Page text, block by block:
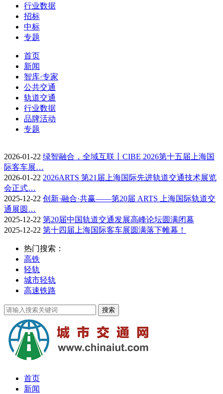
行业数据
招标
中标
专题
首页
新闻
智库·专家
公共交通
轨道交通
行业数据
品牌活动
专题
2026-01-22 绿智融合，全域互联丨CIBE 2026第十五届上海国
际客车展…
2026-01-22 2026ARTS 第21届上海国际先进轨道交通技术展览
会正式…
2025-12-22 创新·融合·共赢——第20届 ARTS 上海国际轨道交
通展圆…
2025-12-22 第20届中国轨道交通发展高峰论坛圆满闭幕
2025-12-22 第十四届上海国际客车展圆满落下帷幕！
热门搜索：
高铁
轻轨
城市轻轨
高速铁路
首页
新闻